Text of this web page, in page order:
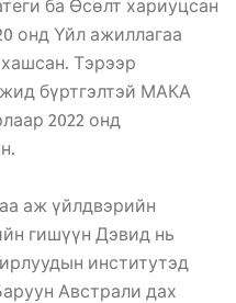
ба Өсөлт хариуцсан
онд Үйл ажиллагаа
Тэрээр
бүртгэлтэй МАКА
2022 онд
аж үйлдвэрийн
гишүүн Дэвид нь
институтэд
Австрали дах